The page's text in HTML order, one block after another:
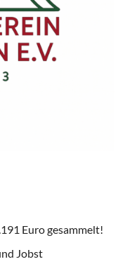
Euro gesammelt!
Jobst